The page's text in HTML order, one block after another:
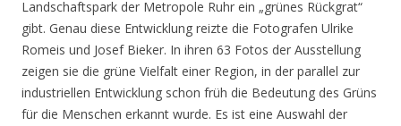
Landschaftspark der Metropole Ruhr ein „grünes Rückgrat“
gibt. Genau diese Entwicklung reizte die Fotografen Ulrike
Romeis und Josef Bieker. In ihren 63 Fotos der Ausstellung
zeigen sie die grüne Vielfalt einer Region, in der parallel zur
industriellen Entwicklung schon früh die Bedeutung des Grüns
für die Menschen erkannt wurde. Es ist eine Auswahl der